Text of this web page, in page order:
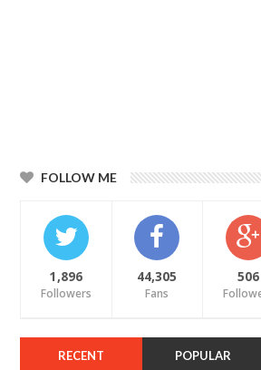
FOLLOW ME
1,896
Followers
44,305
Fans
506
RECENT POPULAR